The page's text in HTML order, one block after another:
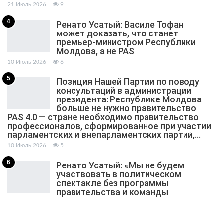
21 Июль 2026 9
4
Ренато Усатый: Василе Тофан
может доказать, что станет
премьер-министром Республики
Молдова, а не PAS
10 Июль 2026 6
5
Позиция Нашей Партии по поводу
консультаций в администрации
президента: Республике Молдова
больше не нужно правительство
PAS 4.0 — стране необходимо правительство
профессионалов, сформированное при участии
парламентских и внепарламентских партий,…
10 Июль 2026 5
6
Ренато Усатый: «Мы не будем
участвовать в политическом
спектакле без программы
правительства и команды